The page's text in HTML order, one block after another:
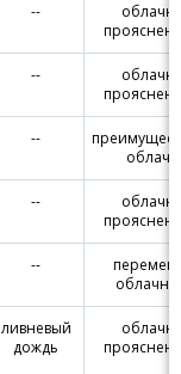
--
--
--
--
--
ливневый
дождь